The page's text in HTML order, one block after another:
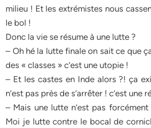
milieu ! Et les extrémistes nous
le bol !
Donc la vie se résume à une lutte ?
– Oh hé la lutte finale on sait ce que
des « classes » c’est une utopie !
– Et les castes en Inde alors ?! ça
n’est pas près de s’arrêter ! c’est une
– Mais une lutte n’est pas
Moi je lutte contre le bocal de